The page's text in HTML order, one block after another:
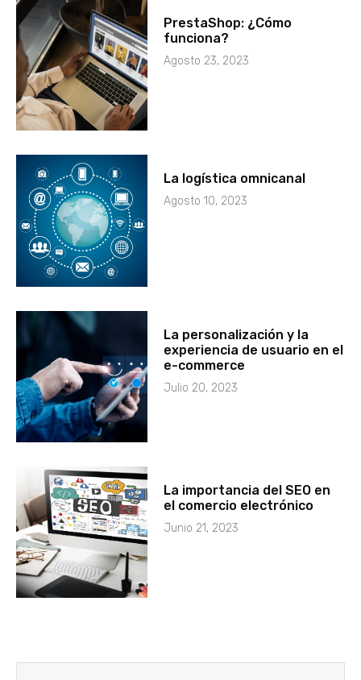
PrestaShop: ¿Cómo
funciona?
Agosto 23, 2023
La logística omnicanal
Agosto 10, 2023
La personalización y la
experiencia de usuario en el
e-commerce
Julio 20, 2023
La importancia del SEO en
el comercio electrónico
Junio 21, 2023